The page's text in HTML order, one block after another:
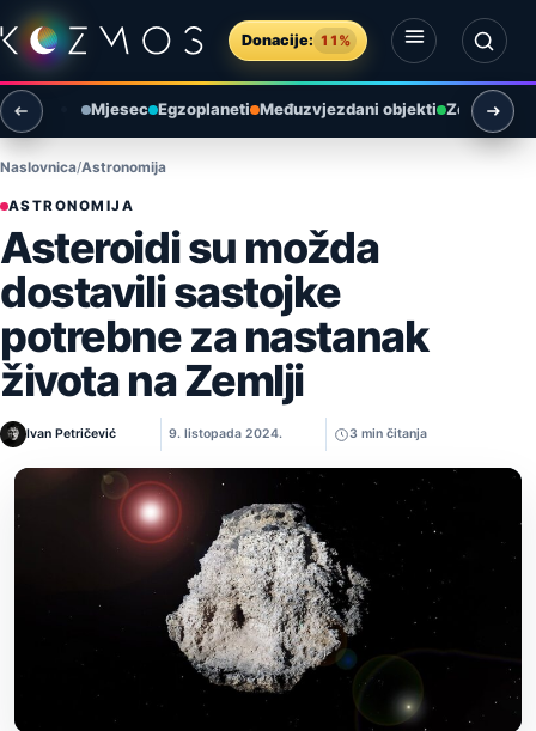
Preskoči na sadržaj
Donacije: 11%
Otvori izbornik
Otvori pretragu
Mjesec Egzoplaneti Međuzvjezdani objekti Zemlja i
Naslovnica Astronomija
ASTRONOMIJA
Asteroidi su možda
dostavili sastojke
potrebne za nastanak
života na Zemlji
Ivan Petričević 9. listopada 2024. 3 min čitanja